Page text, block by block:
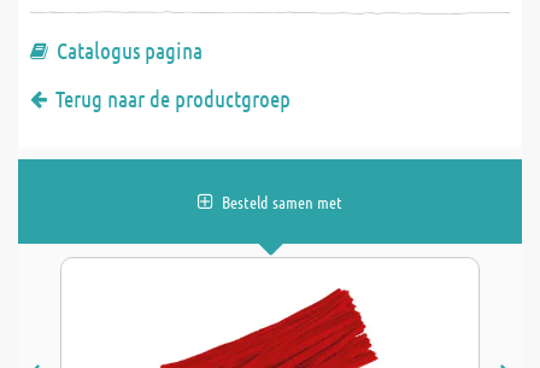
Catalogus pagina
Terug naar de productgroep
Besteld samen met